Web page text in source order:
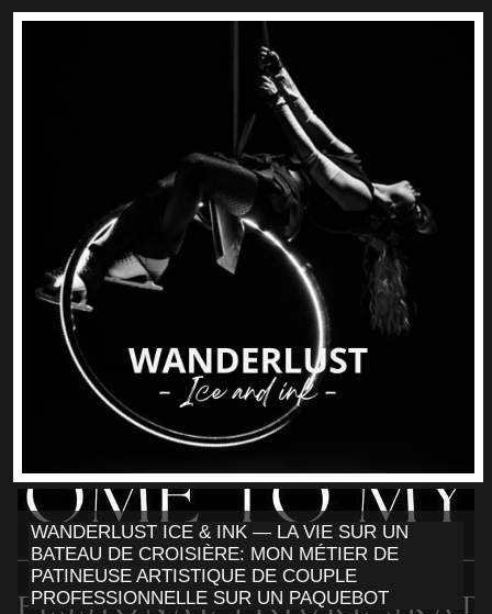
WANDERLUST ICE & INK — LA VIE SUR UN
BATEAU DE CROISIÈRE: MON MÉTIER DE
PATINEUSE ARTISTIQUE DE COUPLE
PROFESSIONNELLE SUR UN PAQUEBOT